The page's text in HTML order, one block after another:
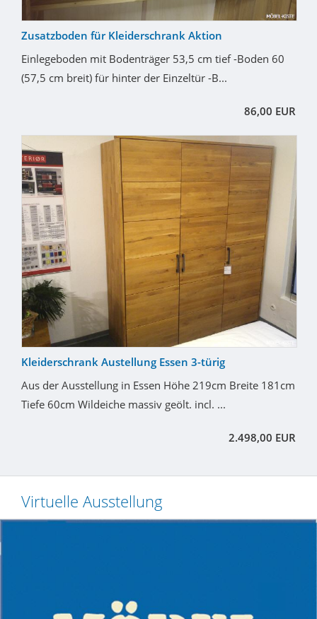
Zusatzboden für Kleiderschrank Aktion
Einlegeboden mit Bodenträger 53,5 cm tief -Boden 60
(57,5 cm breit) für hinter der Einzeltür -B...
86,00 EUR
Kleiderschrank Austellung Essen 3-türig
Aus der Ausstellung in Essen Höhe 219cm Breite 181cm
Tiefe 60cm Wildeiche massiv geölt. incl. ...
2.498,00 EUR
Virtuelle Ausstellung